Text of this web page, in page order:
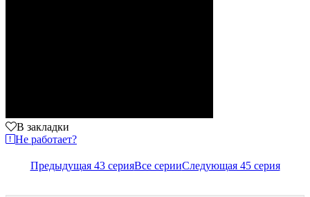
В закладки
Не работает?
Предыдущая 43 серияВсе серииСледующая 45 серия